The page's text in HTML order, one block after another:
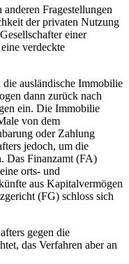
Fragestellungen
der privaten Nutzung
einer
verdeckte
die ausländische Immobilie
dann zurück nach
ein. Die Immobilie
von dem
oder Zahlung
jedoch, um die
Das Finanzamt (FA)
orts- und
aus Kapitalvermögen
(FG) schloss sich
gegen die
das Verfahren aber an